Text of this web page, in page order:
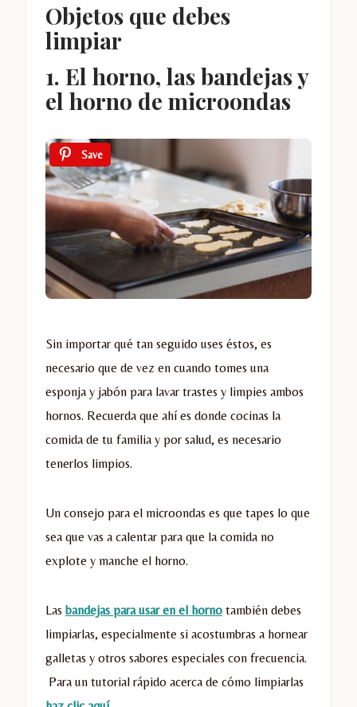
Objetos que debes
limpiar
1. El horno, las bandejas y
el horno de microondas
Save
Sin importar qué tan seguido uses éstos, es
necesario que de vez en cuando tomes una
esponja y jabón para lavar trastes y limpies ambos
hornos. Recuerda que ahí es donde cocinas la
comida de tu familia y por salud, es necesario
tenerlos limpios.
Un consejo para el microondas es que tapes lo que
sea que vas a calentar para que la comida no
explote y manche el horno.
Las bandejas para usar en el horno también debes
limpiarlas, especialmente si acostumbras a hornear
galletas y otros sabores especiales con frecuencia.
Para un tutorial rápido acerca de cómo limpiarlas